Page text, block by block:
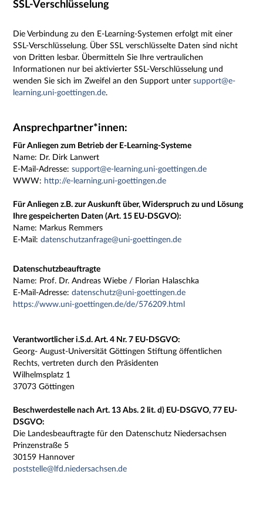
SSL-Verschlüsselung
Die Verbindung zu den E-Learning-Systemen erfolgt mit einer
SSL-Verschlüsselung. Über SSL verschlüsselte Daten sind nicht
von Dritten lesbar. Übermitteln Sie Ihre vertraulichen
Informationen nur bei aktivierter SSL-Verschlüsselung und
wenden Sie sich im Zweifel an den Support untersupport@e-
learning.uni-goettingen.de.
Ansprechpartner*innen:
Für Anliegen zum Betrieb der E-Learning-Systeme
Name: Dr. Dirk Lanwert
E-Mail-Adresse:support@e-learning.uni-goettingen.de
WWW: http://e-learning.uni-goettingen.de
Für Anliegen z.B. zur Auskunft über, Widerspruch zu und Lösung
Ihre gespeicherten Daten (Art. 15 EU-DSGVO):
Name: Markus Remmers
E-Mail:datenschutzanfrage@uni-goettingen.de
Datenschutzbeauftragte
Name: Prof. Dr. Andreas Wiebe / Florian Halaschka
E-Mail-Adresse:datenschutz@uni-goettingen.de
https://www.uni-goettingen.de/de/576209.html
Verantwortlicher i.S.d. Art. 4 Nr. 7 EU-DSGVO:
Georg- August-Universität Göttingen Stiftung öffentlichen
Rechts, vertreten durch den Präsidenten
Wilhelmsplatz 1
37073 Göttingen
Beschwerdestelle nach Art. 13 Abs. 2 lit. d) EU-DSGVO, 77 EU-
DSGVO:
Die Landesbeauftragte für den Datenschutz Niedersachsen
Prinzenstraße 5
30159 Hannover
poststelle@lfd.niedersachsen.de